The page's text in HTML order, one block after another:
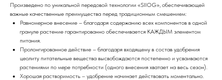
Произведено по уникальной передовой технологии «SIIOG», обеспечивающей
важные качественные преимущества перед традиционным смешением:
Равномерное внесение – благодаря содержанию всех компонентов в одной
грануле растение гарантированно обеспечивается КАЖДЫМ элементом
питания.
Пролонгированное действие – благодаря входящему в состав удобрения
цеолиту питательные вещества высвобождаются постепенно и усваиваются
растениями по мере потребности (одного внесения хватает на весь сезон).
Хорошая растворимость – удобрение начинает действовать моментально.